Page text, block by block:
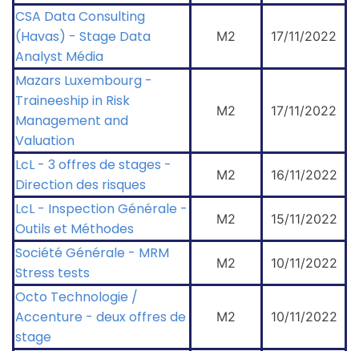
CSA Data Consulting
(Havas) - Stage Data
Analyst Média
M2 17/11/2022
Mazars Luxembourg -
Traineeship in Risk
Management and
Valuation
M2 17/11/2022
LcL - 3 offres de stages -
Direction des risques
M2 16/11/2022
LcL - Inspection Générale -
Outils et Méthodes
M2 15/11/2022
Société Générale - MRM
Stress tests
M2 10/11/2022
Octo Technologie /
Accenture - deux offres de
stage
M2 10/11/2022